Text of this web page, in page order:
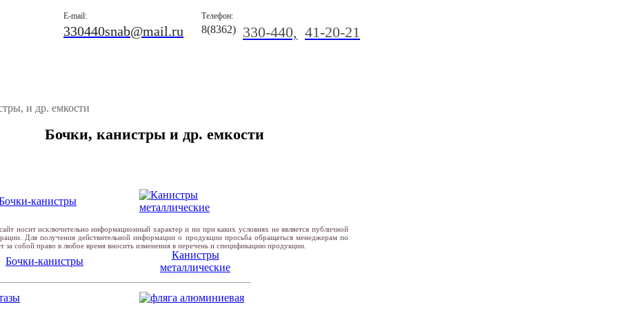
Телефон:
8(8362) 330-440, 41-20-21
E-mail:
330440snab@mail.ru
и др. емкости
Бочки, канистры и др. емкости
Бочки-канистры
Канистры
металлические
носит исключительно информационный характер и ни при каких условиях не является публичной
Для получения действительной информации о продукции просьба обращаться менеджерам по
собой право в любое время вносить изменения в перечень и спецификацию продукции.